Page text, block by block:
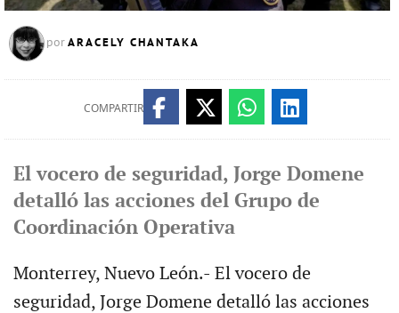
por ARACELY CHANTAKA
COMPARTIR
El vocero de seguridad, Jorge Domene
detalló las acciones del Grupo de
Coordinación Operativa
Monterrey, Nuevo León.- El vocero de
seguridad, Jorge Domene detalló las acciones